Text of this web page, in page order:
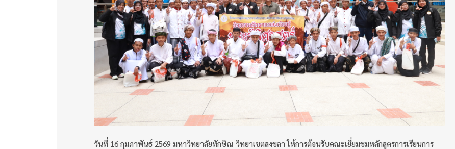
วันที่ 16 กุมภาพันธ์ 2569 มหาวิทยาลัยทักษิณ วิทยาเขตสงขลา ให้การต้อนรับคณะเยี่ยมชมหลักสูตรการเรียนการ